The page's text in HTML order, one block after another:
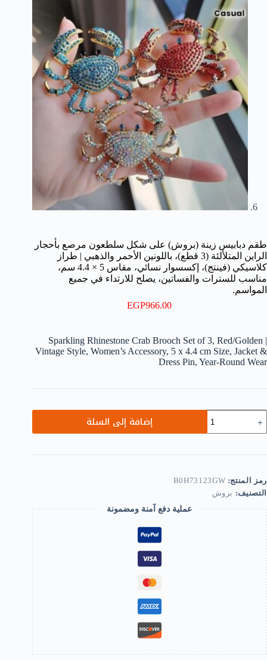
طقم دبابيس زينة (بروش) على شكل سلطعون مرصع بأحجار
الراين المتلألئة (3 قطع)، باللونين الأحمر والذهبي | طراز
كلاسيكي (فينتج)، إكسسوار نسائي، مقاس 5 × 4.4 سم،
مناسب للسترات والفساتين، يصلح للارتداء في جميع
المواسم.
EGP966.00
Sparkling Rhinestone Crab Brooch Set of 3, Red/Golden |
Vintage Style, Women’s Accessory, 5 x 4.4 cm Size, Jacket &
Dress Pin, Year-Round Wear
طقم
دبابيس
(بروش)
شكل
سلطعون
بأحجار
الراين
المتلألئة
قطع)،
باللونين
الأحمر
والذهبي
|
طراز
كلاسيكي
(فينتج)،
إكسسوار
نسائي،
إضافة إلى السلة
رمز المنتج: B0H73123GW
التصنيف: بروش
عملية دفع آمنة ومضمونة